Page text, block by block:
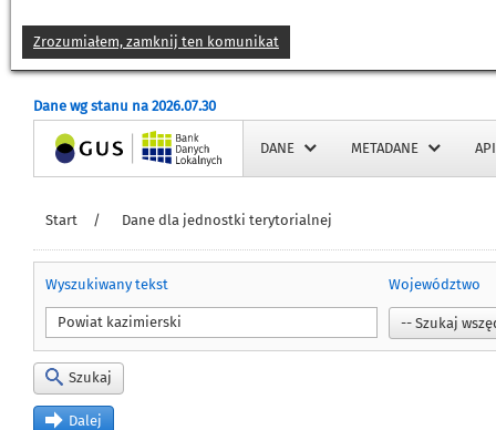
Zrozumiałem, zamknij ten komunikat
Dane wg stanu na 2026.07.30
Strona główna DANE METADANE API
Start / Dane dla jednostki terytorialnej
Wyszukiwany tekst Województwo
Szukaj
Dalej